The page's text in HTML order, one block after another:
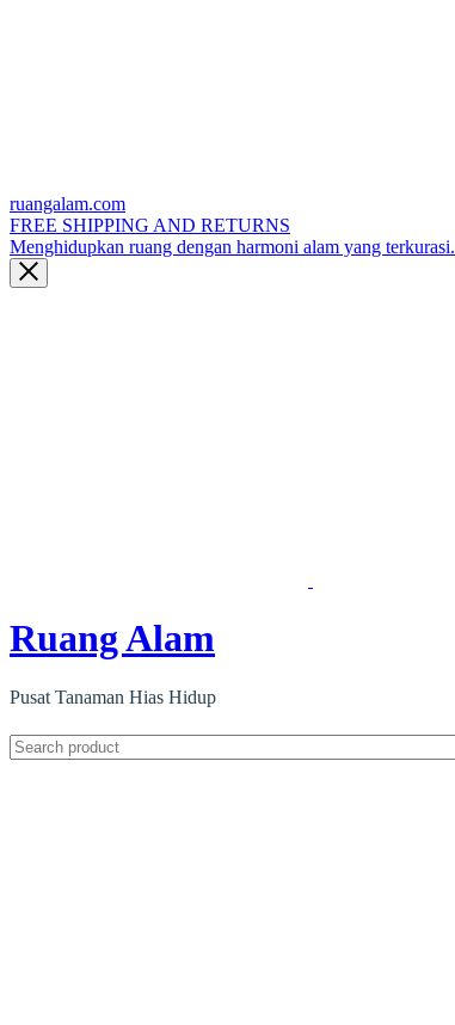
ruangalam.com
FREE SHIPPING AND RETURNS
Menghidupkan ruang dengan harmoni alam yang terkurasi.
Ruang Alam
Pusat Tanaman Hias Hidup